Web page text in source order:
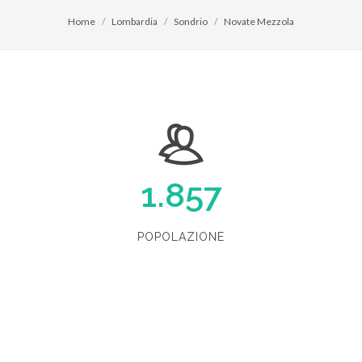
Home Lombardia Sondrio Novate Mezzola
1.857
POPOLAZIONE